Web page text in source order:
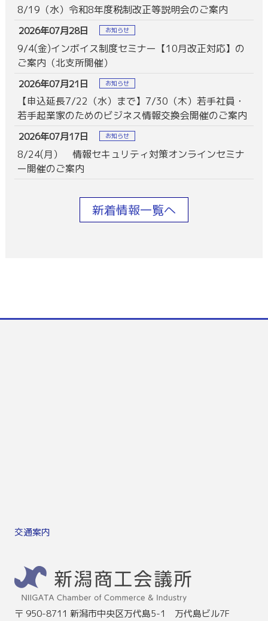
8/19（水）令和8年度税制改正等説明会のご案内
2026年07月28日 お知らせ
9/4(金)インボイス制度セミナー【10月改正対応】の
ご案内（北支所開催）
2026年07月21日 お知らせ
【申込延長7/22（水）まで】7/30（木）若手社員・
若手起業家のためのビジネス情報交換会開催のご案内
2026年07月17日 お知らせ
8/24(月） 情報セキュリティ対策オンラインセミナ
ー開催のご案内
新着情報一覧へ
交通案内
〒 950-8711 新潟市中央区万代島5-1 万代島ビル7F